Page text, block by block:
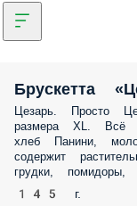
Брускетта
Цезарь. Просто
размера XL. Всё
хлеб Панини,
содержит
грудки,
145 г.